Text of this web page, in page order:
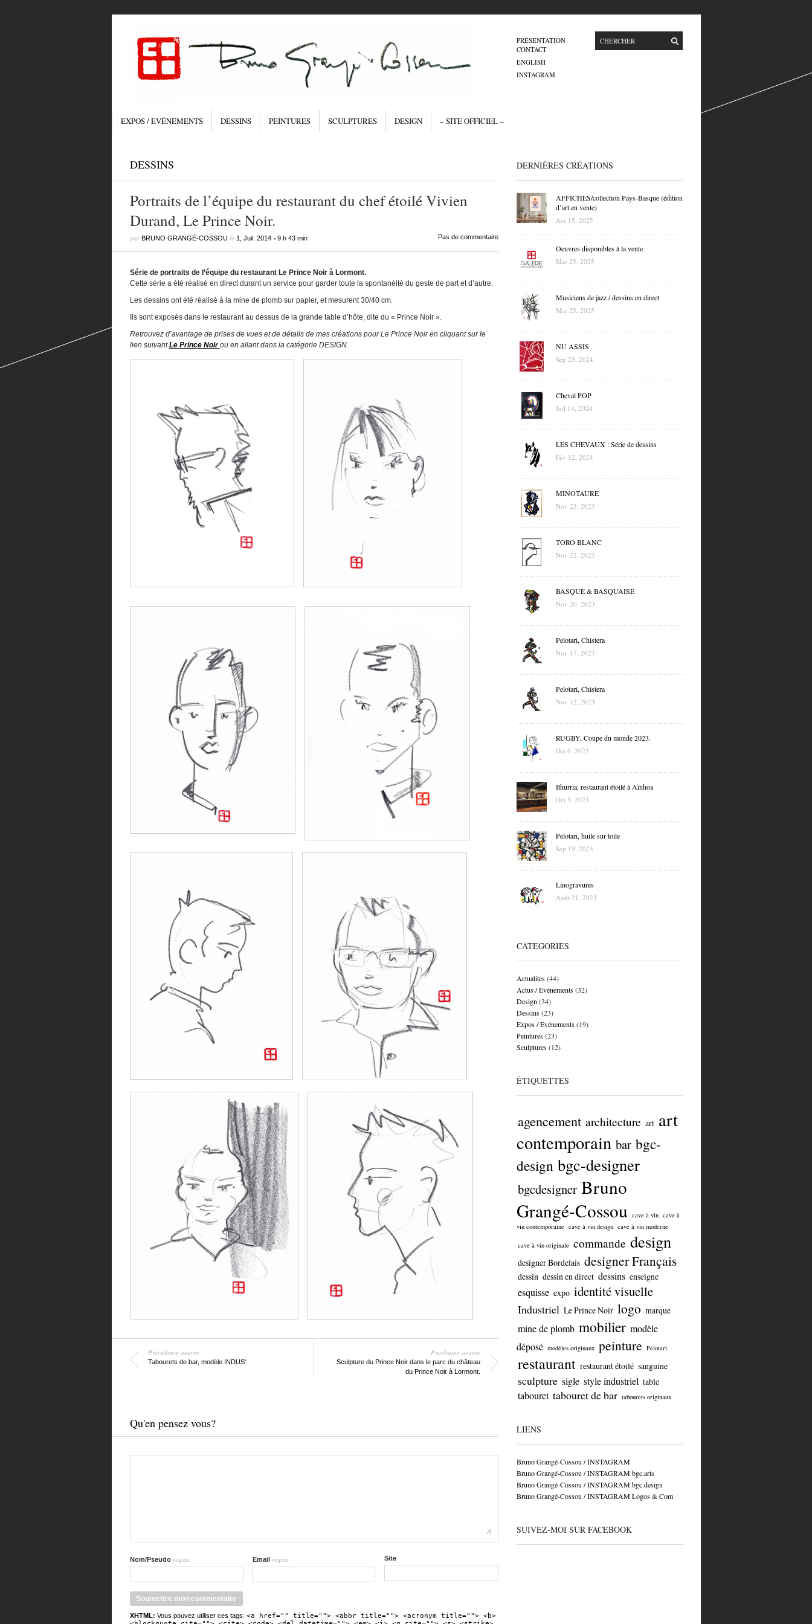
PRÉSENTATION
CONTACT
ENGLISH
INSTAGRAM
EXPOS / EVÉNEMENTS DESSINS PEINTURES SCULPTURES DESIGN – SITE OFFICIEL –
DESSINS
Portraits de l’équipe du restaurant du chef étoilé Vivien
Durand, Le Prince Noir.
parBRUNO GRANGÉ-COSSOUle 1, Juil. 2014•9 h 43 min Pas de commentaire
Série de portraits de l’équipe du restaurant Le Prince Noir à Lormont.
Cette série a été réalisé en direct durant un service pour garder toute la spontanéité du geste de part et d’autre.
Les dessins ont été réalisé à la mine de plomb sur papier, et mesurent 30/40 cm.
Ils sont exposés dans le restaurant au dessus de la grande table d’hôte, dite du « Prince Noir ».
Retrouvez d’avantage de prises de vues et de détails de mes créations pour Le Prince Noir en cliquant sur le
lien suivantLe Prince Noir ou en allant dans la catégorie DESIGN.
Précédente oeuvre
Tabourets de bar, modèle INDUS'.
Prochaine oeuvre
Sculpture du Prince Noir dans le parc du château
du Prince Noir à Lormont.
Qu'en pensez vous?
Nom/Pseudo requis Email requis Site
XHTML: Vous pouvez utiliser ces tags: <a href="" title=""> <abbr title=""> <acronym title=""> <b>
DERNIÈRES CRÉATIONS
AFFICHES/collection Pays-Basque (édition
d’art en vente)
Avr 15, 2025
Oeuvres disponibles à la vente
Mar 25, 2025
Musiciens de jazz / dessins en direct
Mar 25, 2025
NU ASSIS
Sep 23, 2024
Cheval POP
Juil 14, 2024
LES CHEVAUX : Série de dessins
Fév 12, 2024
MINOTAURE
Nov 23, 2023
TORO BLANC
Nov 22, 2023
BASQUE & BASQUAISE
Nov 20, 2023
Pelotari, Chistera
Nov 17, 2023
Pelotari, Chistera
Nov 12, 2023
RUGBY, Coupe du monde 2023.
Oct 6, 2023
Ithurria, restaurant étoilé à Aïnhoa
Oct 3, 2023
Pelotari, huile sur toile
Sep 19, 2023
Linogravures
Août 21, 2023
CATEGORIES
Actualites(44)
Actus / Evénements(32)
Design (34)
Dessins(23)
Expos / Evénements(19)
Peintures(23)
Sculptures(12)
ÉTIQUETTES
agencement architecture art art
contemporain bar bgc-
design bgc-designer
bgcdesigner Bruno
Grangé-Cossou cave à vin cave à
vin contemporaine cave à vin design cave à vin moderne
cave à vin originale commande design
designer Bordelais designer Français
dessin dessin en direct dessins enseigne
esquisse expo identité visuelle
Industriel Le Prince Noir logo marque
mine de plomb mobilier modèle
déposé modèles originaux peinture Pelotari
restaurant restaurant étoilé sanguine
sculpture sigle style industriel table
tabouret tabouret de bar tabourets originaux
LIENS
Bruno Grangé-Cossou / INSTAGRAM
Bruno Grangé-Cossou / INSTAGRAM bgc.arts
Bruno Grangé-Cossou / INSTAGRAM bgc.design
Bruno Grangé-Cossou / INSTAGRAM Logos & Com
SUIVEZ-MOI SUR FACEBOOK